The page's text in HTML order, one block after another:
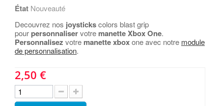
État Nouveauté
Decouvrez nos joystickscolors blast grip
pour personnaliservotre manette Xbox One.
Personnalisez votre manette xboxone avec notre module
de personnalisation.
2,50 €